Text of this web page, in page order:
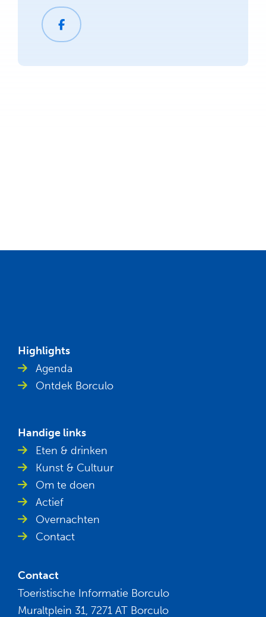
Highlights
Agenda
Ontdek Borculo
Handige links
Eten & drinken
Kunst & Cultuur
Om te doen
Actief
Overnachten
Contact
Contact
Toeristische Informatie Borculo
Muraltplein 31, 7271 AT Borculo